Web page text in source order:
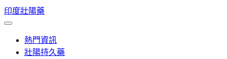
Skip
to
content
印度壯陽藥
熱門資訊
壯陽持久藥